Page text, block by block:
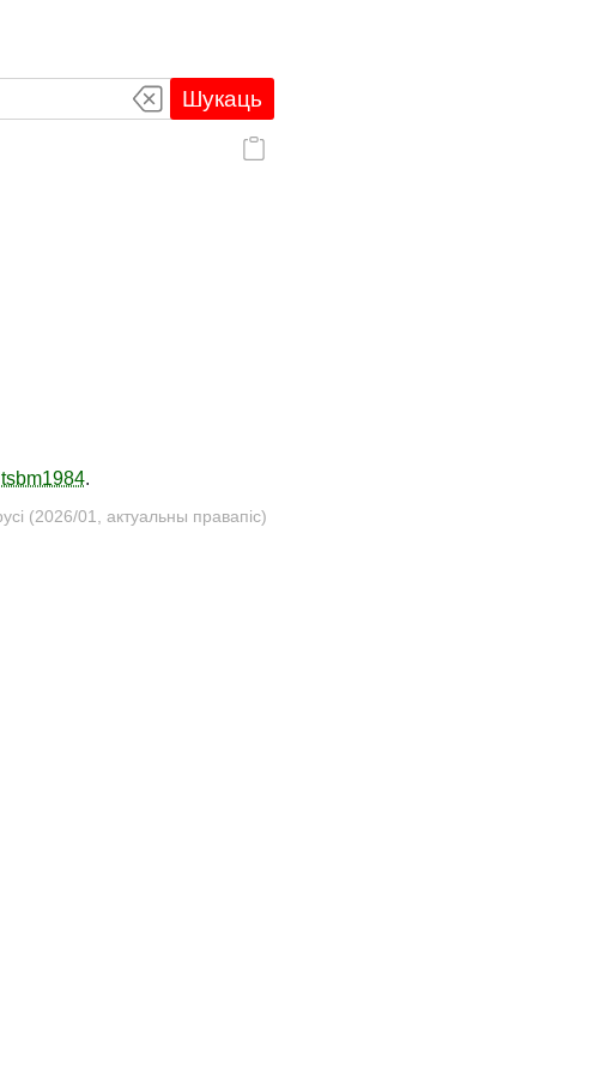
Шукаць
tsbm1984.
(2026/01, актуальны правапіс)